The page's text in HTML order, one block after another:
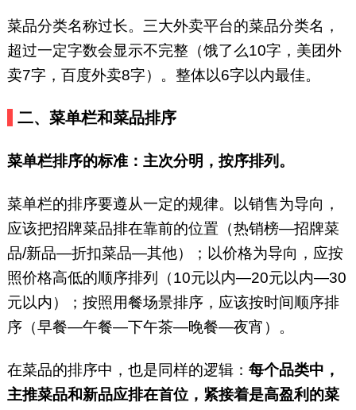
菜品分类名称过长。三大外卖平台的菜品分类名，
超过一定字数会显示不完整（饿了么10字，美团外
卖7字，百度外卖8字）。整体以6字以内最佳。
二、菜单栏和菜品排序
菜单栏排序的标准：主次分明，按序排列。
菜单栏的排序要遵从一定的规律。以销售为导向，
应该把招牌菜品排在靠前的位置（热销榜—招牌菜
品/新品—折扣菜品—其他）；以价格为导向，应按
照价格高低的顺序排列（10元以内—20元以内—30
元以内）；按照用餐场景排序，应该按时间顺序排
序（早餐—午餐—下午茶—晚餐—夜宵）。
在菜品的排序中，也是同样的逻辑： 每个品类中，
主推菜品和新品应排在首位，紧接着是高盈利的菜